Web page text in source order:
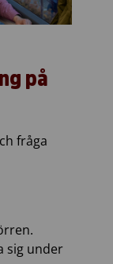
på
fråga
sig under